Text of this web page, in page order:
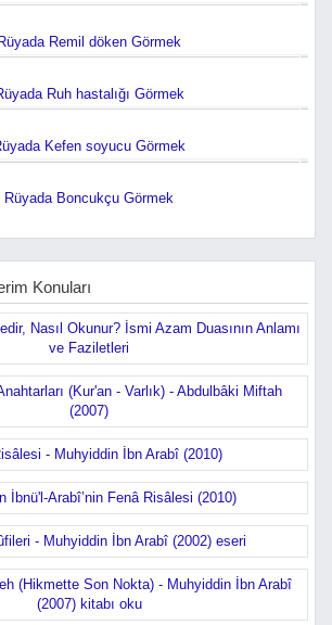
Rüyada Remil döken Görmek
Ruh hastalığı Görmek
Kefen soyucu Görmek
Rüyada Boncukçu Görmek
Konuları
Nasıl Okunur? İsmi Azam Duasının Anlamı
ve Faziletleri
(Kur'an - Varlık) - Abdulbâki Miftah
(2007)
- Muhyiddin İbn Arabî (2010)
İbnü'l-Arabî’nin Fenâ Risâlesi (2010)
- Muhyiddin İbn Arabî (2002) eseri
(Hikmette Son Nokta) - Muhyiddin İbn Arabî
(2007) kitabı oku